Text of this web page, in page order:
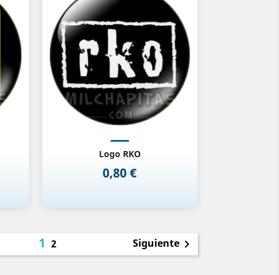
Logo RKO
Precio
0,80 €
Vista rápida
12 Siguiente